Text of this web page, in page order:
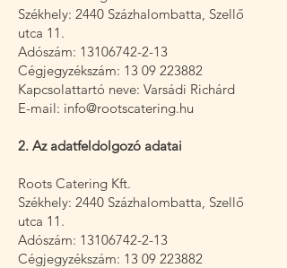
Székhely: 2440 Százhalombatta, Szellő
utca 11.
Adószám: 13106742-2-13
Cégjegyzékszám: 13 09 223882
Kapcsolattartó neve: Varsádi Richárd
E-mail: info@rootscatering.hu
2. Az adatfeldolgozó adatai
Roots Catering Kft.
Székhely: 2440 Százhalombatta, Szellő
utca 11.
Adószám: 13106742-2-13
Cégjegyzékszám: 13 09 223882